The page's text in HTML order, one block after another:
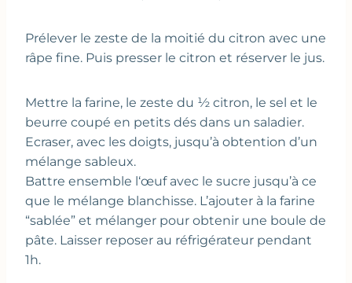
Prélever le zeste de la moitié du citron avec une
râpe fine. Puis presser le citron et réserver le jus.
Mettre la farine, le zeste du ½ citron, le sel et le
beurre coupé en petits dés dans un saladier.
Ecraser, avec les doigts, jusqu’à obtention d’un
mélange sableux.
Battre ensemble l‘œuf avec le sucre jusqu’à ce
que le mélange blanchisse. L’ajouter à la farine
“sablée” et mélanger pour obtenir une boule de
pâte. Laisser reposer au réfrigérateur pendant
1h.